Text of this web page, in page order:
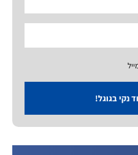
נקי בגוגל!